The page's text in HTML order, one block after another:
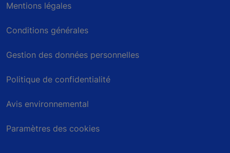
Mentions légales
Conditions générales
Gestion des données personnelles
Politique de confidentialité
Avis environnemental
Paramètres des cookies